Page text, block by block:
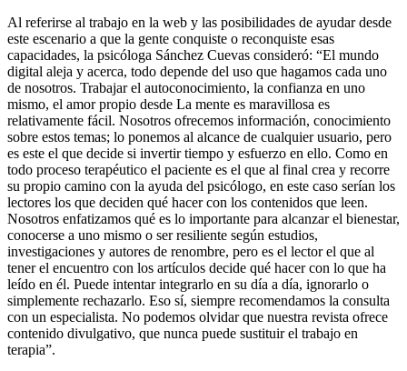
Al referirse al trabajo en la web y las posibilidades de ayudar desde
este escenario a que la gente conquiste o reconquiste esas
capacidades, la psicóloga Sánchez Cuevas consideró: “El mundo
digital aleja y acerca, todo depende del uso que hagamos cada uno
de nosotros. Trabajar el autoconocimiento, la confianza en uno
mismo, el amor propio desde La mente es maravillosa es
relativamente fácil. Nosotros ofrecemos información, conocimiento
sobre estos temas; lo ponemos al alcance de cualquier usuario, pero
es este el que decide si invertir tiempo y esfuerzo en ello. Como en
todo proceso terapéutico el paciente es el que al final crea y recorre
su propio camino con la ayuda del psicólogo, en este caso serían los
lectores los que deciden qué hacer con los contenidos que leen.
Nosotros enfatizamos qué es lo importante para alcanzar el bienestar,
conocerse a uno mismo o ser resiliente según estudios,
investigaciones y autores de renombre, pero es el lector el que al
tener el encuentro con los artículos decide qué hacer con lo que ha
leído en él. Puede intentar integrarlo en su día a día, ignorarlo o
simplemente rechazarlo. Eso sí, siempre recomendamos la consulta
con un especialista. No podemos olvidar que nuestra revista ofrece
contenido divulgativo, que nunca puede sustituir el trabajo en
terapia”.